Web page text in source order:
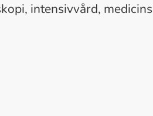
intensivvård,